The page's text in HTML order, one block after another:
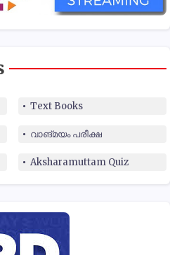
Text Books
വാങ്മയം പരീക്ഷ
Aksharamuttam Quiz